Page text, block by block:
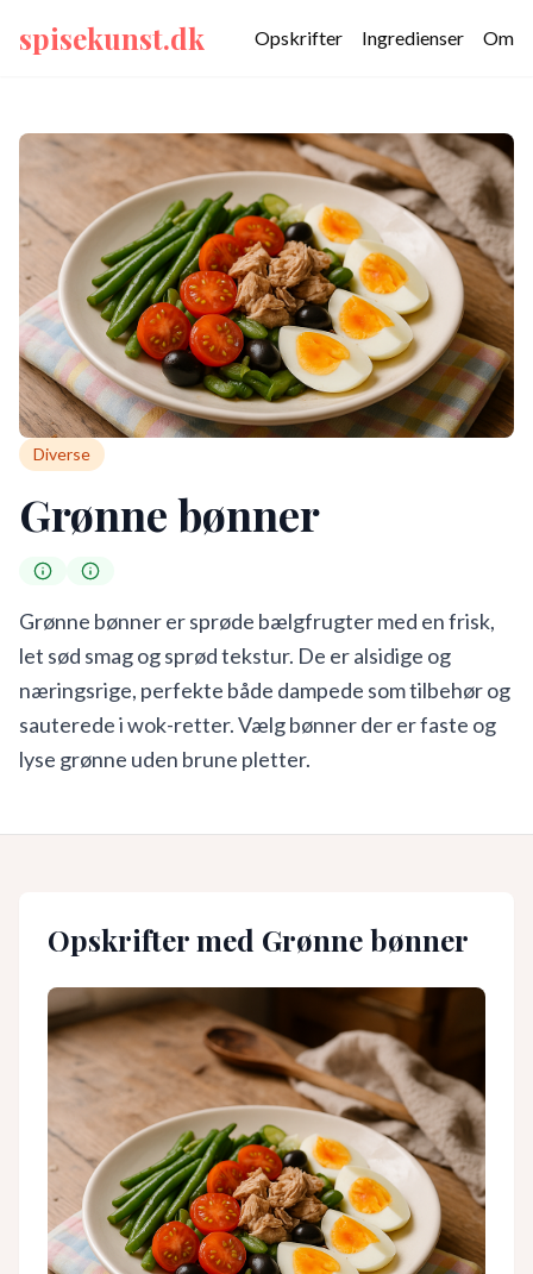
spisekunst.dk Opskrifter Ingredienser Om
Diverse
Grønne bønner
Grønne bønner er sprøde bælgfrugter med en frisk,
let sød smag og sprød tekstur. De er alsidige og
næringsrige, perfekte både dampede som tilbehør og
sauterede i wok-retter. Vælg bønner der er faste og
lyse grønne uden brune pletter.
Opskrifter med Grønne bønner